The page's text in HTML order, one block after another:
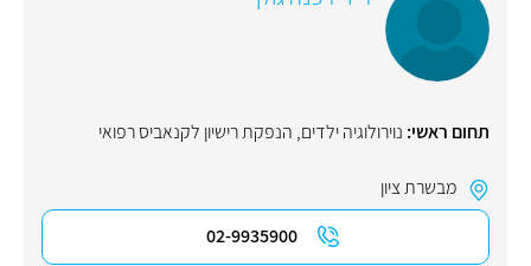
תחום ראשי: נוירולוגיה ילדים, הנפקת רישיון לקנאביס רפואי
מבשרת ציון
02-9935900